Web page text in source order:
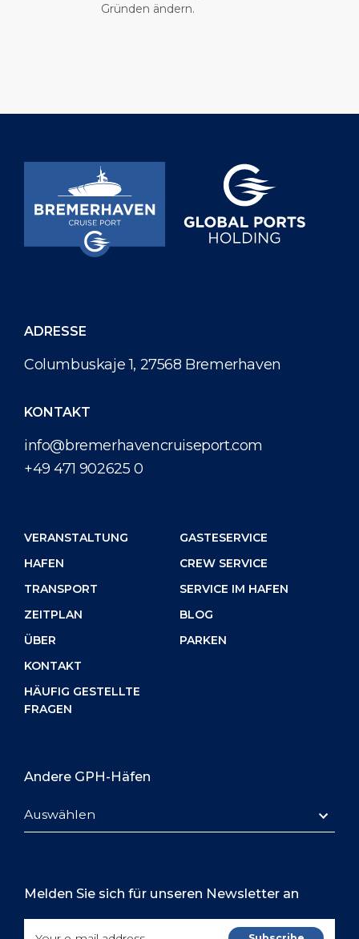
Gründen ändern.
ADRESSE
Columbuskaje 1, 27568 Bremerhaven
KONTAKT
info@bremerhavencruiseport.com
+49 471 902625 0
VERANSTALTUNG
HAFEN
TRANSPORT
ZEITPLAN
ÜBER
KONTAKT
HÄUFIG GESTELLTE
FRAGEN
GASTESERVICE
CREW SERVICE
SERVICE IM HAFEN
BLOG
PARKEN
Andere GPH-Häfen
Auswählen
Melden Sie sich für unseren Newsletter an